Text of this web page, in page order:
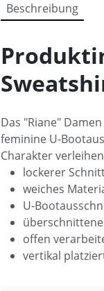
Beschreibung
Das "Riane"
feminine U-
Charakter
lockerer
weiches
U-
offen
vertikal